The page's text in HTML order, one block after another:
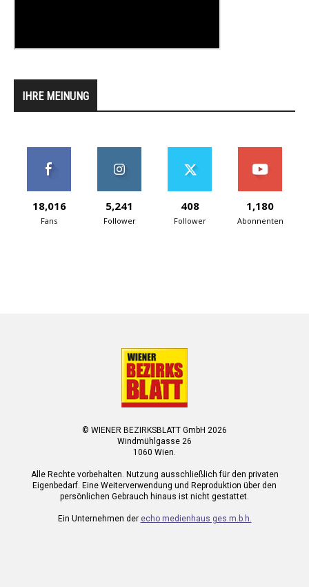
IHRE MEINUNG
18,016
Fans
5,241
Follower
408
Follower
1,180
Abonnenten
© WIENER BEZIRKSBLATT GmbH 2026
Windmühlgasse 26
1060 Wien.
Alle Rechte vorbehalten. Nutzung ausschließlich für den privaten
Eigenbedarf. Eine Weiterverwendung und Reproduktion über den
persönlichen Gebrauch hinaus ist nicht gestattet.
Ein Unternehmen der echo medienhaus ges.m.b.h.